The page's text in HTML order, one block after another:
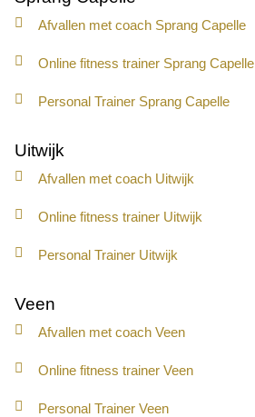
Afvallen met coach Sprang Capelle
Online fitness trainer Sprang Capelle
Personal Trainer Sprang Capelle
Uitwijk
Afvallen met coach Uitwijk
Online fitness trainer Uitwijk
Personal Trainer Uitwijk
Veen
Afvallen met coach Veen
Online fitness trainer Veen
Personal Trainer Veen